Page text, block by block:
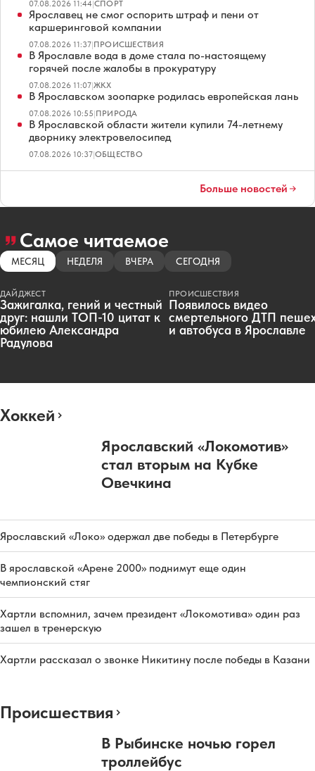
07.08.2026 11:44|СПОРТ
Ярославец не смог оспорить штраф и пени от
каршеринговой компании
07.08.2026 11:37|ПРОИСШЕСТВИЯ
В Ярославле вода в доме стала по-настоящему
горячей после жалобы в прокуратуру
07.08.2026 11:07|ЖКХ
В Ярославском зоопарке родилась европейская лань
07.08.2026 10:55|ПРИРОДА
В Ярославской области жители купили 74-летнему
дворнику электровелосипед
07.08.2026 10:37|ОБЩЕСТВО
Больше новостей
Самое читаемое
МЕСЯЦ НЕДЕЛЯ ВЧЕРА СЕГОДНЯ
ДАЙДЖЕСТ
Зажигалка, гений и честный
друг: нашли ТОП-10 цитат к
юбилею Александра
Радулова
ПРОИСШЕСТВИЯ
Появилось видео
смертельного ДТП
и автобуса в Ярославле
Хоккей
Ярославский «Локомотив»
стал вторым на Кубке
Овечкина
Ярославский «Локо» одержал две победы в Петербурге
В ярославской «Арене 2000» поднимут еще один
чемпионский стяг
Хартли вспомнил, зачем президент «Локомотива» один раз
зашел в тренерскую
Хартли рассказал о звонке Никитину после победы в Казани
Происшествия
В Рыбинске ночью горел
троллейбус